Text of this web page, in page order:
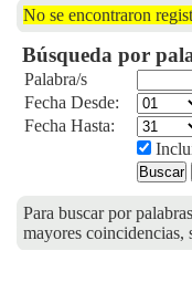
No se encontraron
Búsqueda por
Palabra/s
Fecha Desde:
Fecha Hasta:
Para buscar por
mayores coincidencias,